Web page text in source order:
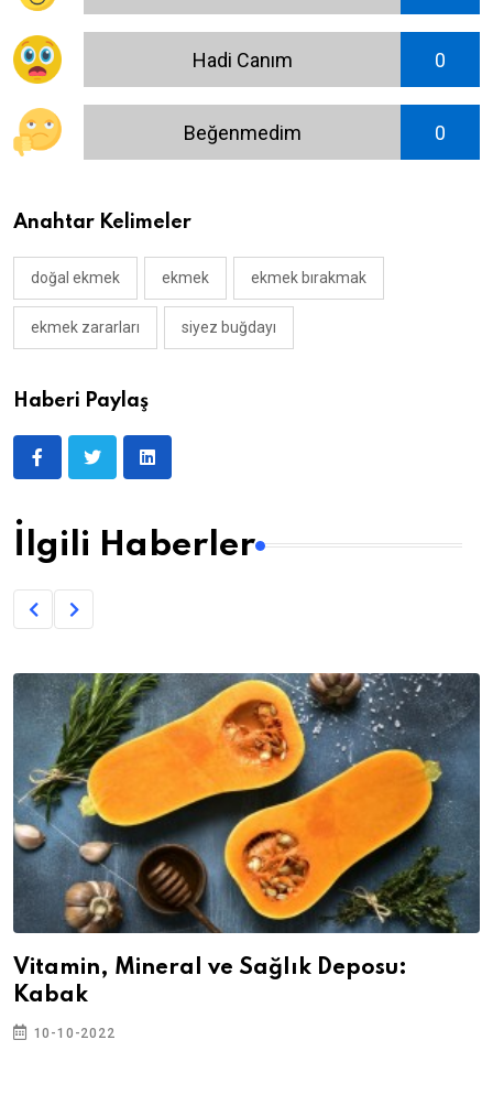
Hadi Canım 0
Beğenmedim 0
Anahtar Kelimeler
doğal ekmek ekmek ekmek bırakmak
ekmek zararları siyez buğdayı
Haberi Paylaş
İlgili Haberler
Vitamin, Mineral ve Sağlık Deposu:
Kabak
10-10-2022